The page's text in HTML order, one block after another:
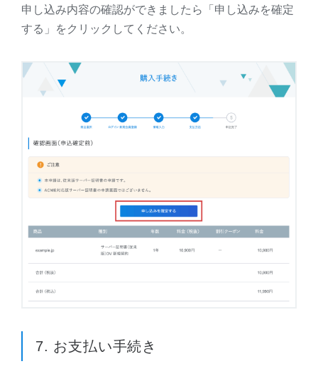
申し込み内容の確認ができましたら「申し込みを確定
する」をクリックしてください。
7. お支払い手続き